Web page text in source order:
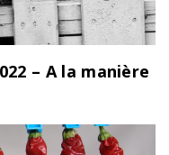
– A la manière